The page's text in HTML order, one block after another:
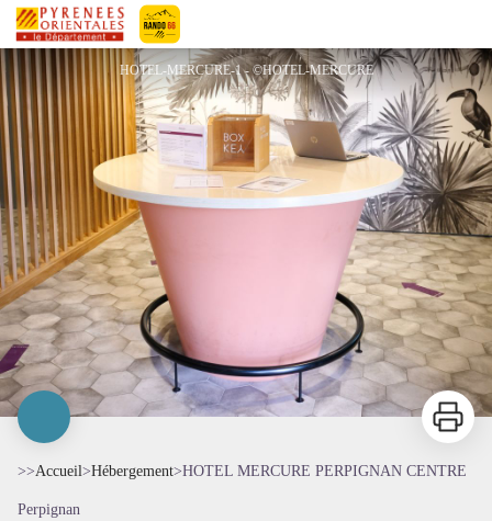
Pyrénées-Orientales Le Département
HOTEL MERCURE PERPIGNAN CENTRE
HOTEL-MERCURE-1 - ©HOTEL-MERCURE
Imprimer
>>Accueil>Hébergement>HOTEL MERCURE PERPIGNAN CENTRE
Perpignan